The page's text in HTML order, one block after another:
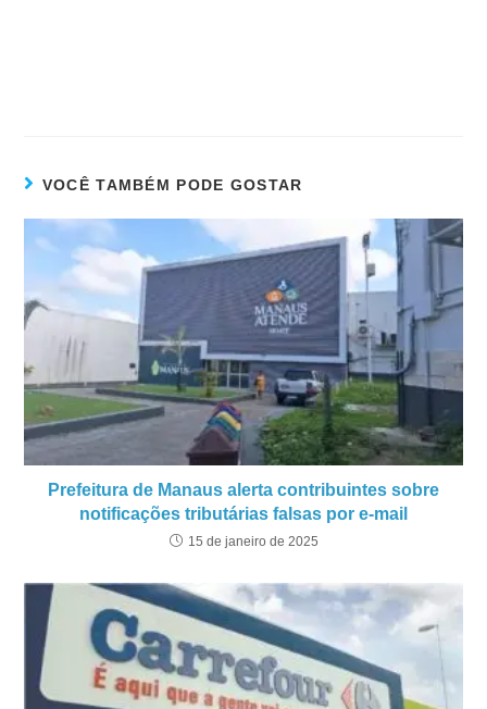
VOCÊ TAMBÉM PODE GOSTAR
Prefeitura de Manaus alerta contribuintes sobre
notificações tributárias falsas por e-mail
15 de janeiro de 2025